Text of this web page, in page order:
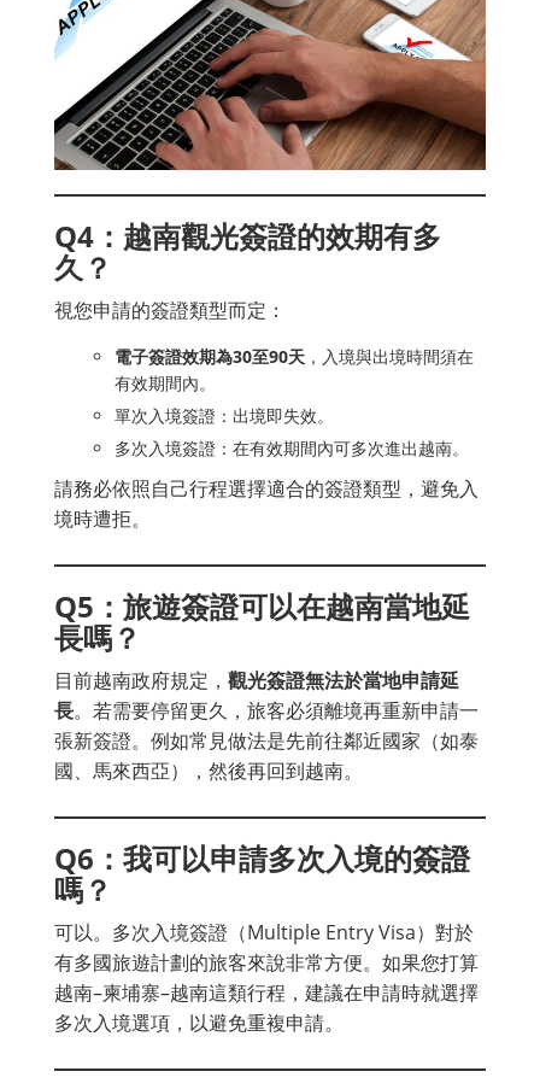
Q4：越南觀光簽證的效期有多
久？
視您申請的簽證類型而定：
電子簽證效期為30至90天 ，入境與出境時間須在
有效期間內。
單次入境簽證：出境即失效。
多次入境簽證：在有效期間內可多次進出越南。
請務必依照自己行程選擇適合的簽證類型，避免入
境時遭拒。
Q5：旅遊簽證可以在越南當地延
長嗎？
目前越南政府規定， 觀光簽證無法於當地申請延
長。若需要停留更久，旅客必須離境再重新申請一
張新簽證。例如常見做法是先前往鄰近國家（如泰
國、馬來西亞），然後再回到越南。
Q6：我可以申請多次入境的簽證
嗎？
可以。多次入境簽證（Multiple Entry Visa）對於
有多國旅遊計劃的旅客來說非常方便。如果您打算
越南–柬埔寨–越南這類行程，建議在申請時就選擇
多次入境選項，以避免重複申請。